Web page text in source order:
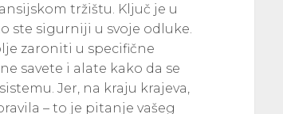
tržištu. Ključ je u
ste sigurniji u svoje odluke.
zaroniti u specifične
savete i alate kako da se
Jer, na kraju krajeva,
– to je pitanje vašeg